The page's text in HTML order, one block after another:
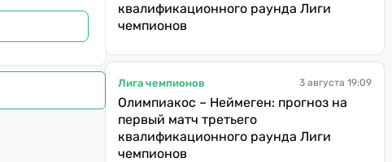
квалификационного раунда Лиги
чемпионов
Лига чемпионов 3 августа 19:09
Олимпиакос – Неймеген: прогноз на
первый матч третьего
квалификационного раунда Лиги
чемпионов